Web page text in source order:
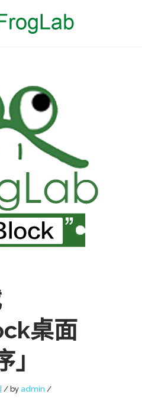
桌面
by admin